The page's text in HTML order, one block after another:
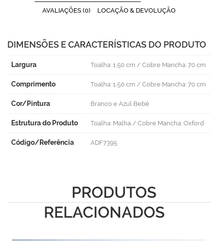
AVALIAÇÕES (0) LOCAÇÃO & DEVOLUÇÃO
DIMENSÕES E CARACTERÍSTICAS DO PRODUTO
Largura Toalha: 1,50 cm / Cobre Mancha: 70 cm
Comprimento Toalha: 1,50 cm / Cobre Mancha: 70 cm
Cor/Pintura Branco e Azul Bebê
Estrutura do Produto Toalha: Malha / Cobre Mancha: Oxford
Código/Referência ADF7395
PRODUTOS
RELACIONADOS